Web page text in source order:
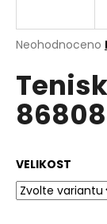
Průměrné
produktu
0,0
z
Neohodnoceno
VELIKOST
j
t
?